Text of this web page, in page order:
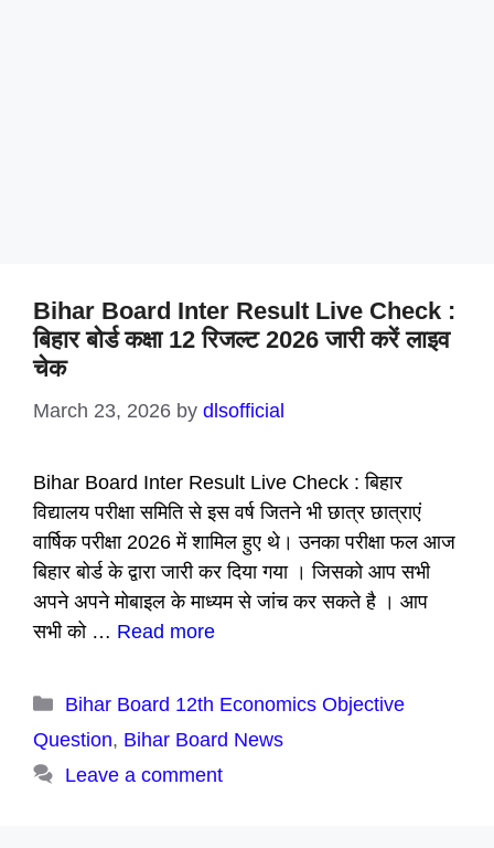
Bihar Board Inter Result Live Check :
बिहार बोर्ड कक्षा 12 रिजल्ट 2026 जारी करें लाइव
चेक
March 23, 2026 by dlsofficial
Bihar Board Inter Result Live Check : बिहार
विद्यालय परीक्षा समिति से इस वर्ष जितने भी छात्र छात्राएं
वार्षिक परीक्षा 2026 में शामिल हुए थे। उनका परीक्षा फल आज
बिहार बोर्ड के द्वारा जारी कर दिया गया । जिसको आप सभी
अपने अपने मोबाइल के माध्यम से जांच कर सकते है । आप
सभी को … Read more
Categories
Bihar Board 12th Economics Objective
Question, Bihar Board News
Leave a comment